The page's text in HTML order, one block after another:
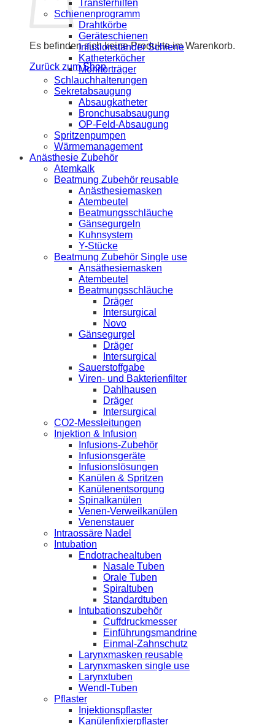
Es befinden sich keine Produkte im Warenkorb.
Zurück zum Shop
Transferhilfen
Schienenprogramm
Drahtkörbe
Geräteschienen
Infusionständer Schiene
Katheterköcher
Monitorträger
Schlauchhalterungen
Sekretabsaugung
Absaugkatheter
Bronchusabsaugung
OP-Feld-Absaugung
Spritzenpumpen
Wärmemanagement
Anästhesie Zubehör
Atemkalk
Beatmung Zubehör reusable
Anästhesiemasken
Atembeutel
Beatmungsschläuche
Gänsegurgeln
Kuhnsystem
Y-Stücke
Beatmung Zubehör Single use
Ansäthesiemasken
Atembeutel
Beatmungsschläuche
Dräger
Intersurgical
Novo
Gänsegurgel
Dräger
Intersurgical
Sauerstoffgabe
Viren- und Bakterienfilter
Dahlhausen
Dräger
Intersurgical
CO2-Messleitungen
Injektion & Infusion
Infusions-Zubehör
Infusionsgeräte
Infusionslösungen
Kanülen & Spritzen
Kanülenentsorgung
Spinalkanülen
Venen-Verweilkanülen
Venenstauer
Intraossäre Nadel
Intubation
Endotrachealtuben
Nasale Tuben
Orale Tuben
Spiraltuben
Standardtuben
Intubationszubehör
Cuffdruckmesser
Einführungsmandrine
Einmal-Zahnschutz
Larynxmasken reusable
Larynxmasken single use
Larynxtuben
Wendl-Tuben
Pflaster
Injektionspflaster
Kanülenfixierpflaster